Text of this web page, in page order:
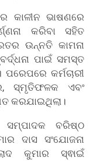
କାଳୀନ ଭାଷଣରେ
କରିବା ସହିତ
ଉନ୍ନତି କାମନା
ପାଇଁ ସମସ୍ତ
କର୍ମଚାରୀ
ସ୍ମୃତିଫଳକ ଏବଂ
କରଯାଇଥିଲା।
ସମ୍ପାଦକ ବରିଷ୍ଠ
ଦାସ ସଂଯୋଜନା
କୁମାର ସ୍ଵାଇଁ